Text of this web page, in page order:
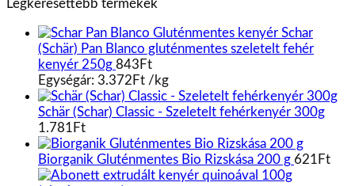
Legkeresettebb termékek
Schar
(Schär) Pan Blanco gluténmentes szeletelt fehér
kenyér 250g 843 Ft
Egységár: 3.372 Ft /kg
Schär (Schar) Classic - Szeletelt fehérkenyér 300g
1.781 Ft
Biorganik Gluténmentes Bio Rizskása 200 g 621 Ft